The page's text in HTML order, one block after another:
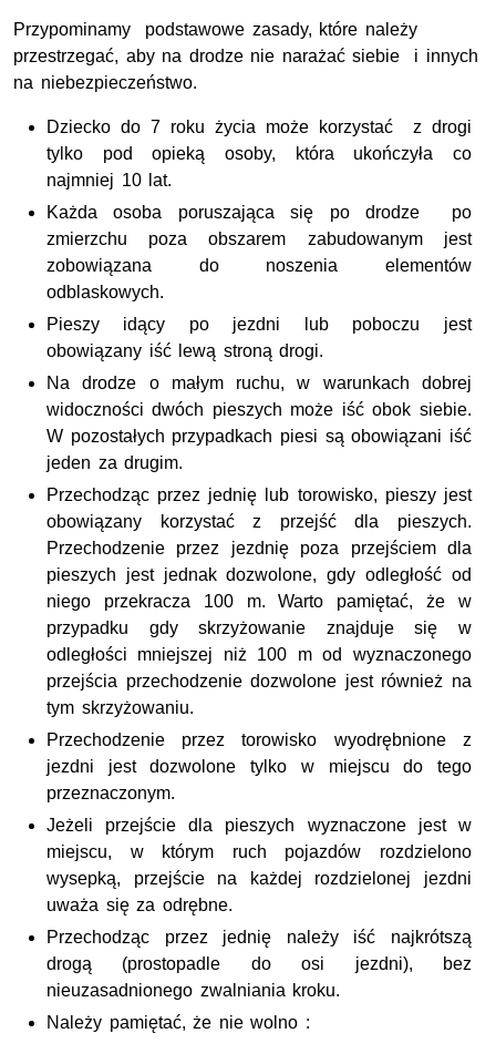
Przypominamy podstawowe zasady, które należy
przestrzegać, aby na drodze nie narażać siebie i innych
na niebezpieczeństwo.
Dziecko do 7 roku życia może korzystać z drogi
tylko pod opieką osoby, która ukończyła co
najmniej 10 lat.
Każda osoba poruszająca się po drodze po
zmierzchu poza obszarem zabudowanym jest
zobowiązana do noszenia elementów
odblaskowych.
Pieszy idący po jezdni lub poboczu jest
obowiązany iść lewą stroną drogi.
Na drodze o małym ruchu, w warunkach dobrej
widoczności dwóch pieszych może iść obok siebie.
W pozostałych przypadkach piesi są obowiązani iść
jeden za drugim.
Przechodząc przez jednię lub torowisko, pieszy jest
obowiązany korzystać z przejść dla pieszych.
Przechodzenie przez jezdnię poza przejściem dla
pieszych jest jednak dozwolone, gdy odległość od
niego przekracza 100 m. Warto pamiętać, że w
przypadku gdy skrzyżowanie znajduje się w
odległości mniejszej niż 100 m od wyznaczonego
przejścia przechodzenie dozwolone jest również na
tym skrzyżowaniu.
Przechodzenie przez torowisko wyodrębnione z
jezdni jest dozwolone tylko w miejscu do tego
przeznaczonym.
Jeżeli przejście dla pieszych wyznaczone jest w
miejscu, w którym ruch pojazdów rozdzielono
wysepką, przejście na każdej rozdzielonej jezdni
uważa się za odrębne.
Przechodząc przez jednię należy iść najkrótszą
drogą (prostopadle do osi jezdni), bez
nieuzasadnionego zwalniania kroku.
Należy pamiętać, że nie wolno :